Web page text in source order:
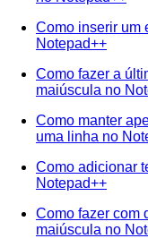
Como inserir um
Notepad++
Como fazer a
maiúscula no
Como manter
uma linha no
Como adicionar
Notepad++
Como fazer com
maiúscula no